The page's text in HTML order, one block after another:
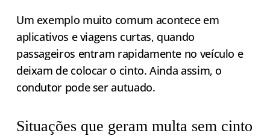
Um exemplo muito comum acontece em
aplicativos e viagens curtas, quando
passageiros entram rapidamente no veículo e
deixam de colocar o cinto. Ainda assim, o
condutor pode ser autuado.
Situações que geram multa sem cinto